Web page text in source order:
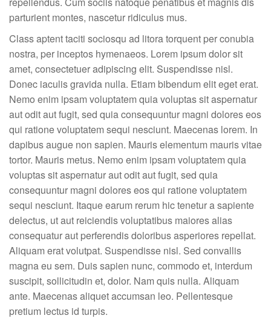
parturient montes, nascetur ridiculus mus.
Class aptent taciti sociosqu ad litora torquent per conubia
nostra, per inceptos hymenaeos. Lorem ipsum dolor sit
amet, consectetuer adipiscing elit. Suspendisse nisl.
Donec iaculis gravida nulla. Etiam bibendum elit eget erat.
Nemo enim ipsam voluptatem quia voluptas sit aspernatur
aut odit aut fugit, sed quia consequuntur magni dolores eos
qui ratione voluptatem sequi nesciunt. Maecenas lorem. In
dapibus augue non sapien. Mauris elementum mauris vitae
tortor. Mauris metus. Nemo enim ipsam voluptatem quia
voluptas sit aspernatur aut odit aut fugit, sed quia
consequuntur magni dolores eos qui ratione voluptatem
sequi nesciunt. Itaque earum rerum hic tenetur a sapiente
delectus, ut aut reiciendis voluptatibus maiores alias
consequatur aut perferendis doloribus asperiores repellat.
Aliquam erat volutpat. Suspendisse nisl. Sed convallis
magna eu sem. Duis sapien nunc, commodo et, interdum
suscipit, sollicitudin et, dolor. Nam quis nulla. Aliquam
ante. Maecenas aliquet accumsan leo. Pellentesque
pretium lectus id turpis.